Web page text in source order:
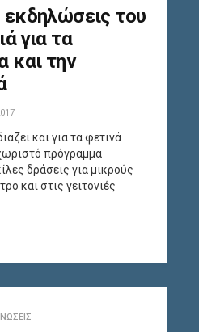
εκδηλώσεις του
για τα
και την
και για τα φετινά
πρόγραμμα
δράσεις για μικρούς
και στις γειτονιές